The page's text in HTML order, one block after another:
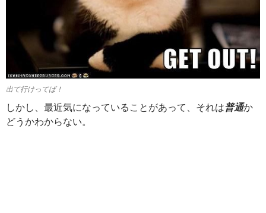
出て行けってば！
しかし、最近気になっていることがあって、それは普通か
どうかわからない。